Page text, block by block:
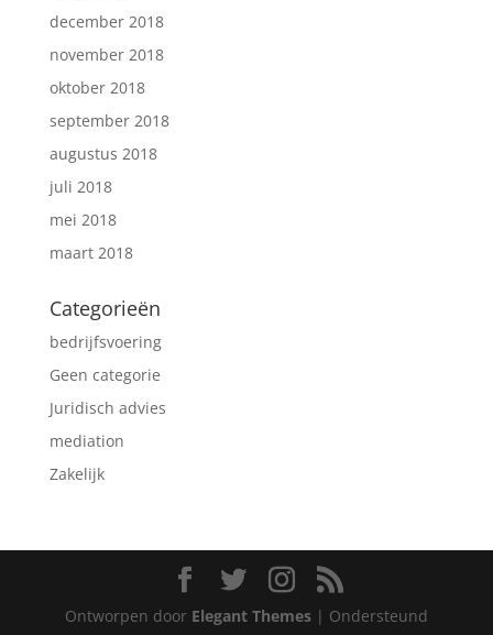
december 2018
november 2018
oktober 2018
september 2018
augustus 2018
juli 2018
mei 2018
maart 2018
Categorieën
bedrijfsvoering
Geen categorie
Juridisch advies
mediation
Zakelijk
Ontworpen door Elegant Themes| Ondersteund